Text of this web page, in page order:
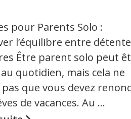
pour Parents Solo :
l’équilibre entre
Être parent solo peut
quotidien, mais cela ne
que vous devez
de vacances. Au …